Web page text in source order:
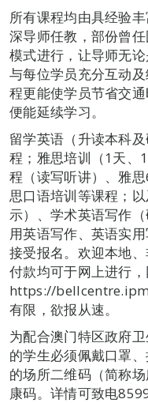
所有课程均由具经验
深导师任教，部份曾
模式进行，让导师无
与每位学员充分互动
程更能使学员节省交
便能延续学习。
留学英语（升读本科
程；雅思培训（1天、
程（读写听讲）、雅
思口语培训等课程；
示）、学术英语写作
用英语写作、英语实
接受报名。欢迎本地
付款均可于网上进行，
https://
有限，欲报从速。
为配合澳门特区政府
的学生必须佩戴口罩
的场所二维码（简称
康码。详情可致电